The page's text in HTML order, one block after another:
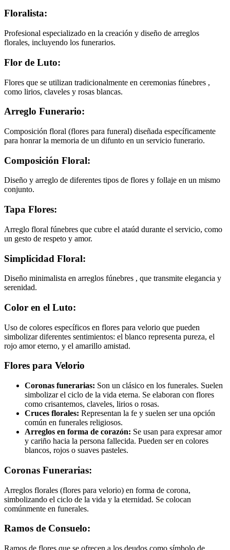
Floralista:
Profesional especializado en la creación y diseño de arreglos
florales, incluyendo los funerarios.
Flor de Luto:
Flores que se utilizan tradicionalmente en ceremonias fúnebres ,
como lirios, claveles y rosas blancas.
Arreglo Funerario:
Composición floral (flores para funeral) diseñada específicamente
para honrar la memoria de un difunto en un servicio funerario.
Composición Floral:
Diseño y arreglo de diferentes tipos de flores y follaje en un mismo
conjunto.
Tapa Flores:
Arreglo floral fúnebres que cubre el ataúd durante el servicio, como
un gesto de respeto y amor.
Simplicidad Floral:
Diseño minimalista en arreglos fúnebres , que transmite elegancia y
serenidad.
Color en el Luto:
Uso de colores específicos en flores para velorio que pueden
simbolizar diferentes sentimientos: el blanco representa pureza, el
rojo amor eterno, y el amarillo amistad.
Flores para Velorio
Coronas funerarias: Son un clásico en los funerales. Suelen
simbolizar el ciclo de la vida eterna. Se elaboran con flores
como crisantemos, claveles, lirios o rosas.
Cruces florales: Representan la fe y suelen ser una opción
común en funerales religiosos.
Arreglos en forma de corazón: Se usan para expresar amor
y cariño hacia la persona fallecida. Pueden ser en colores
blancos, rojos o suaves pasteles.
Coronas Funerarias:
Arreglos florales (flores para velorio) en forma de corona,
simbolizando el ciclo de la vida y la eternidad. Se colocan
comúnmente en funerales.
Ramos de Consuelo:
Ramos de flores que se ofrecen a los deudos como símbolo de